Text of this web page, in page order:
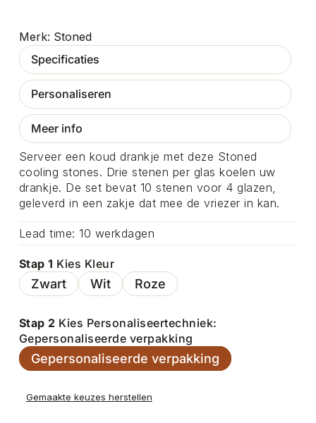
Stoned
Specificaties
Personaliseren
Meer info
Serveer een koud drankje met deze Stoned
cooling stones. Drie stenen per glas koelen uw
drankje. De set bevat 10 stenen voor 4 glazen,
geleverd in een zakje dat mee de vriezer in kan.
Lead time: 10 werkdagen
Stap 1 Kies Kleur
Zwart Wit Roze
Stap 2 Kies Personaliseertechniek:
Gepersonaliseerde verpakking
Gepersonaliseerde verpakking
Gemaakte keuzes herstellen